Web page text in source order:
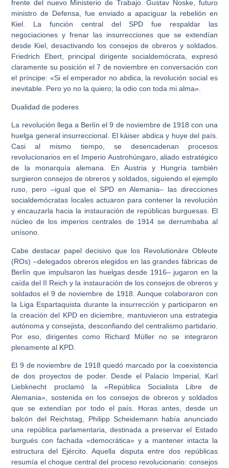
frente del nuevo Ministerio de Trabajo. Gustav Noske, futuro
ministro de Defensa, fue enviado a apaciguar la rebelión en
Kiel. La función central del SPD fue respaldar las
negociaciones y frenar las insurrecciones que se extendían
desde Kiel, desactivando los consejos de obreros y soldados.
Friedrich Ebert, principal dirigente socialdemócrata, expresó
claramente su posición el 7 de noviembre en conversación con
el príncipe: «Si el emperador no abdica, la revolución social es
inevitable. Pero yo no la quiero; la odio con toda mi alma».
Dualidad de poderes
La revolución llega a Berlín el 9 de noviembre de 1918 con una
huelga general insurreccional. El káiser abdica y huye del país.
Casi al mismo tiempo, se desencadenan procesos
revolucionarios en el Imperio Austrohúngaro, aliado estratégico
de la monarquía alemana. En Austria y Hungría también
surgieron consejos de obreros y soldados, siguiendo el ejemplo
ruso, pero –igual que el SPD en Alemania– las direcciones
socialdemócratas locales actuaron para contener la revolución
y encauzarla hacia la instauración de repúblicas burguesas. El
núcleo de los imperios centrales de 1914 se derrumbaba al
unísono.
Cabe destacar papel decisivo que los Revolutionäre Obleute
(ROs) –delegados obreros elegidos en las grandes fábricas de
Berlín que impulsaron las huelgas desde 1916– jugaron en la
caída del II Reich y la instauración de los consejos de obreros y
soldados el 9 de noviembre de 1918. Aunque colaboraron con
la Liga Espartaquista durante la insurrección y participaron en
la creación del KPD en diciembre, mantuvieron una estrategia
autónoma y consejista, desconfiando del centralismo partidario.
Por eso, dirigentes como Richard Müller no se integraron
plenamente al KPD.
El 9 de noviembre de 1918 quedó marcado por la coexistencia
de dos proyectos de poder. Desde el Palacio Imperial, Karl
Liebknecht proclamó la «República Socialista Libre de
Alemania», sostenida en los consejos de obreros y soldados
que se extendían por todo el país. Horas antes, desde un
balcón del Reichstag, Philipp Scheidemann había anunciado
una república parlamentaria, destinada a preservar el Estado
burgués con fachada «democrática» y a mantener intacta la
estructura del Ejército. Aquella disputa entre dos repúblicas
resumía el choque central del proceso revolucionario: consejos